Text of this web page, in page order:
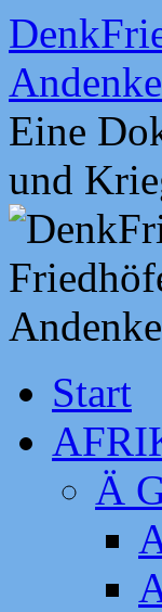
Zum
Inhalt
springen
Eine
und
Start
Ä